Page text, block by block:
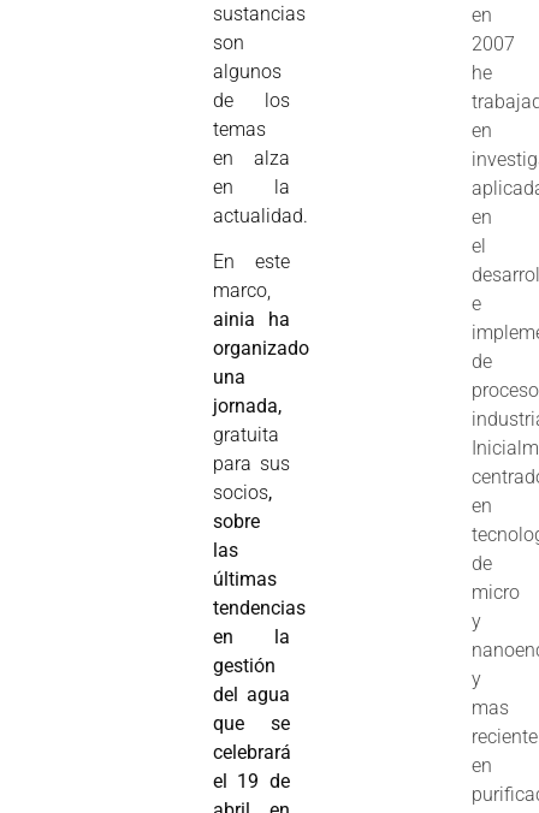
sustancias
son
algunos
de los
temas
en alza
en la
actualidad.
En este
marco,
ainia ha
organizado
una
jornada,
gratuita
para sus
socios,
sobre
las
últimas
tendencias
en la
gestión
del agua
que se
celebrará
el 19 de
en
2007
he
en
en
el
e
de
en
de
micro
y
y
mas
en